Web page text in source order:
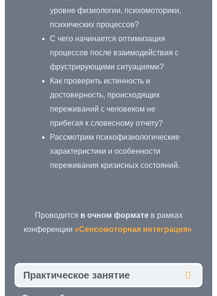
уровне физиологии, психомоторики,
психических процессов?
С чего начинается оптимизация
процессов после взаимодействия с
фрустрирующими ситуациями?
Как проверить истинность и
достоверность, происходящих
переживаний с человеком не
прибегая к словесному отчету?
Рассмотрим психофизиологические
характеристики и особенности
переживания кризисных состояний.
Проводится в очном формате в рамках
конференции «Сенсомоторная интеграция»
Практическое занятие